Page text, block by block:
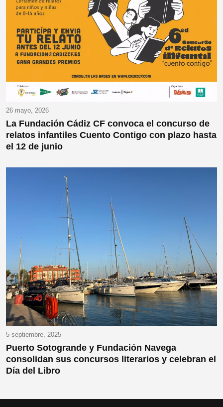
26 mayo, 2026
La Fundación Cádiz CF convoca el concurso de
relatos infantiles Cuento Contigo con plazo hasta
el 12 de junio
5 septiembre, 2025
Puerto Sotogrande y Fundación Navega
consolidan sus concursos literarios y celebran el
Día del Libro